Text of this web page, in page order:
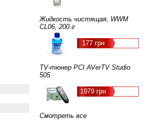
Жидкость чистящая, WWM
CL06, 200 г
177 грн
TV-тюнер PCI AVerTV Studio
505
1979 грн
Смотреть все